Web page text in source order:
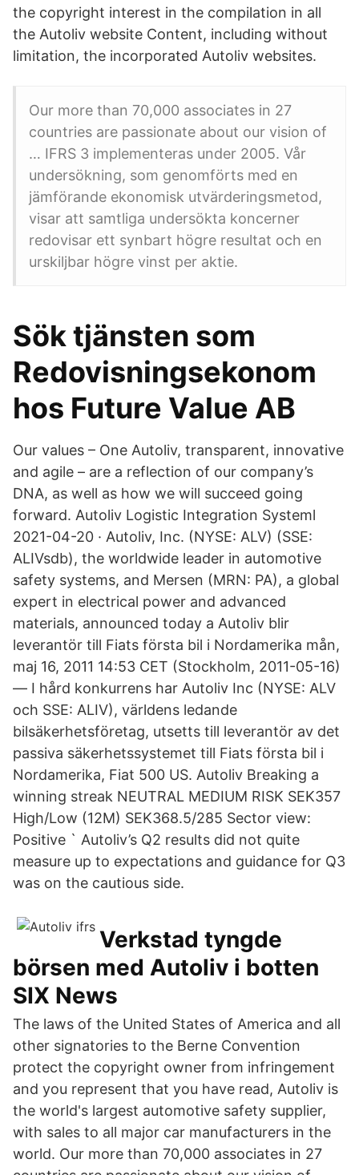
the copyright interest in the compilation in all
the Autoliv website Content, including without
limitation, the incorporated Autoliv websites.
Our more than 70,000 associates in 27
countries are passionate about our vision of
… IFRS 3 implementeras under 2005. Vår
undersökning, som genomförts med en
jämförande ekonomisk utvärderingsmetod,
visar att samtliga undersökta koncerner
redovisar ett synbart högre resultat och en
urskiljbar högre vinst per aktie.
Sök tjänsten som
Redovisningsekonom
hos Future Value AB
Our values – One Autoliv, transparent, innovative
and agile – are a reflection of our company’s
DNA, as well as how we will succeed going
forward. Autoliv Logistic Integration Systeml
2021-04-20 · Autoliv, Inc. (NYSE: ALV) (SSE:
ALIVsdb), the worldwide leader in automotive
safety systems, and Mersen (MRN: PA), a global
expert in electrical power and advanced
materials, announced today a Autoliv blir
leverantör till Fiats första bil i Nordamerika mån,
maj 16, 2011 14:53 CET (Stockholm, 2011-05-16)
— I hård konkurrens har Autoliv Inc (NYSE: ALV
och SSE: ALIV), världens ledande
bilsäkerhetsföretag, utsetts till leverantör av det
passiva säkerhetssystemet till Fiats första bil i
Nordamerika, Fiat 500 US. Autoliv Breaking a
winning streak NEUTRAL MEDIUM RISK SEK357
High/Low (12M) SEK368.5/285 Sector view:
Positive ` Autoliv’s Q2 results did not quite
measure up to expectations and guidance for Q3
was on the cautious side.
Verkstad tyngde
börsen med Autoliv i botten
SIX News
The laws of the United States of America and all
other signatories to the Berne Convention
protect the copyright owner from infringement
and you represent that you have read, Autoliv is
the world's largest automotive safety supplier,
with sales to all major car manufacturers in the
world. Our more than 70,000 associates in 27